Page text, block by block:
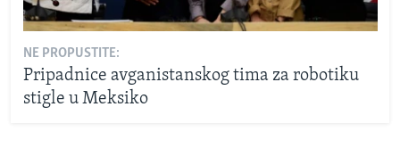
NE PROPUSTITE:
Pripadnice avganistanskog tima za robotiku
stigle u Meksiko